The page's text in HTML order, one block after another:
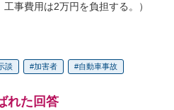
事費用は2万円を負担する。）
談 加害者 自動車事故
れた回答